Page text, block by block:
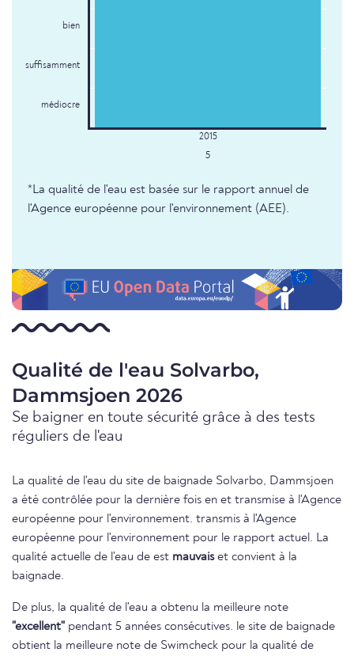
bien
suffisamment
médiocre
5
*La qualité de l'eau est basée sur le rapport annuel de
l'Agence européenne pour l'environnement (AEE).
Qualité de l'eau Solvarbo,
Dammsjoen 2026
Se baigner en toute sécurité grâce à des tests
réguliers de l'eau
La qualité de l'eau du site de baignade Solvarbo, Dammsjoen
a été contrôlée pour la dernière fois en et transmise à l'Agence
européenne pour l'environnement. transmis à l'Agence
européenne pour l'environnement pour le rapport actuel. La
qualité actuelle de l'eau de est mauvaiset convient à la
baignade.
De plus, la qualité de l'eau a obtenu la meilleure note
"excellent" pendant 5 années consécutives. le site de baignade
obtient la meilleure note de Swimcheck pour la qualité de